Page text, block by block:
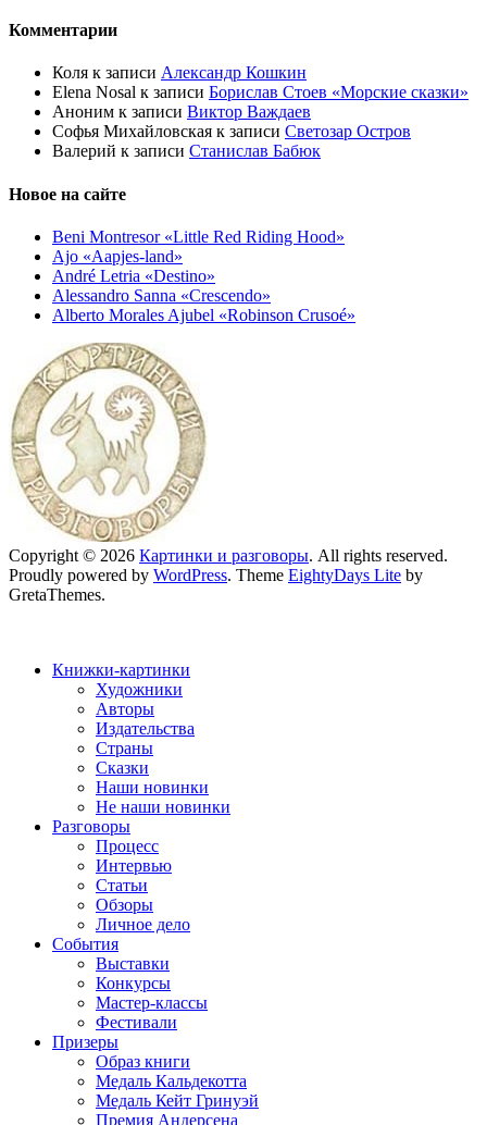
Комментарии
Коля к записи Александр Кошкин
Elena Nosal к записи Борислав Стоев «Морские сказки»
Аноним к записи Виктор Важдаев
Софья Михайловская к записи Светозар Остров
Валерий к записи Станислав Бабюк
Новое на сайте
Beni Montresor «Little Red Riding Hood»
Ajo «Aapjes-land»
André Letria «Destino»
Alessandro Sanna «Crescendo»
Alberto Morales Ajubel «Robinson Crusoé»
Copyright © 2026 Картинки и разговоры. All rights reserved.
Proudly powered by WordPress. Theme EightyDays Lite by
GretaThemes.
Книжки-картинки
Художники
Авторы
Издательства
Страны
Сказки
Наши новинки
Не наши новинки
Разговоры
Процесс
Интервью
Статьи
Обзоры
Личное дело
События
Выставки
Конкурсы
Мастер-классы
Фестивали
Призеры
Образ книги
Медаль Кальдекотта
Медаль Кейт Гринуэй
Премия Андерсена